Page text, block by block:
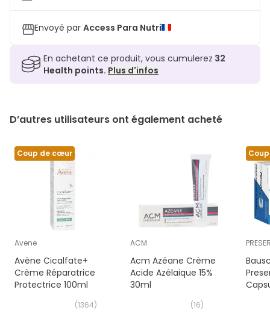
Envoyé par Access Para Nutri
En achetant ce produit, vous cumulerez 32
Health points. Plus d'infos
D’autres utilisateurs ont également acheté
Coup de cœur
Avene
Avène Cicalfate+
Crème Réparatrice
Protectrice 100ml
(1364)
ACM
Acm Azéane Crème
Acide Azélaique 15%
30ml
(16)